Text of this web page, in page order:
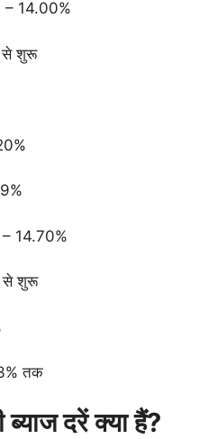
14.00%
से शुरू
12.20%
– 14.70%
से शुरू
26.00%
तक
दरें क्या हैं?